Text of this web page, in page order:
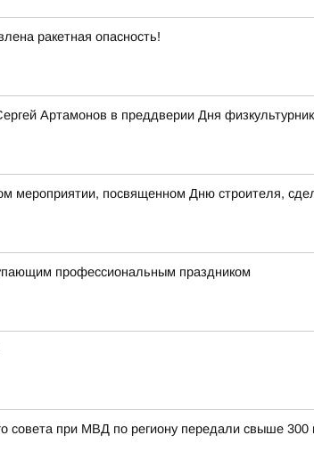
ракетная опасность!
Артамонов в преддверии Дня
мероприятии, посвященном Дню строителя,
профессиональным праздником
совета при МВД по региону передали свыше